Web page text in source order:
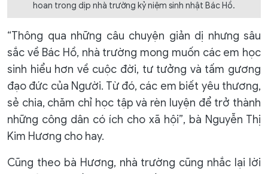
hoan trong dịp nhà trường kỷ niệm sinh nhật Bác Hồ.
“Thông qua những câu chuyện giản dị nhưng sâu
sắc về Bác Hồ, nhà trường mong muốn các em học
sinh hiểu hơn về cuộc đời, tư tưởng và tấm gương
đạo đức của Người. Từ đó, các em biết yêu thương,
sẻ chia, chăm chỉ học tập và rèn luyện để trở thành
những công dân có ích cho xã hội”, bà Nguyễn Thị
Kim Hương cho hay.
Cũng theo bà Hương, nhà trường cũng nhắc lại lời